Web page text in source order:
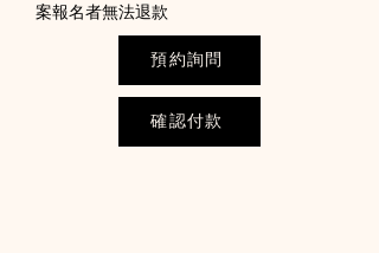
案報名者無法退款
預約詢問
確認付款